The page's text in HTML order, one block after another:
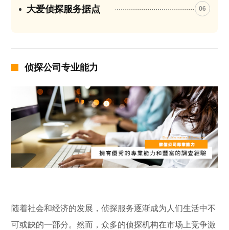
大爱侦探服务据点 06
侦探公司专业能力
随着社会和经济的发展，侦探服务逐渐成为人们生活中不
可或缺的一部分。然而，众多的侦探机构在市场上竞争激